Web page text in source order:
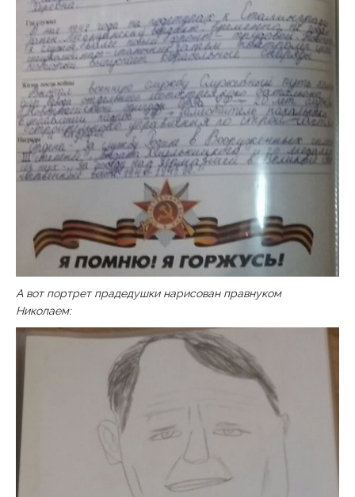
А вот портрет прадедушки нарисован правнуком
Николаем: